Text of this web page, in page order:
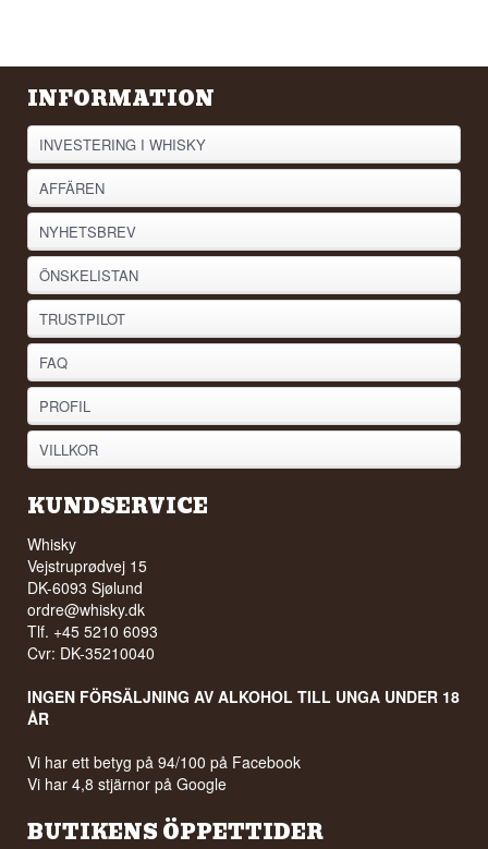
INFORMATION
INVESTERING I WHISKY
AFFÄREN
NYHETSBREV
ÖNSKELISTAN
TRUSTPILOT
FAQ
PROFIL
VILLKOR
KUNDSERVICE
Whisky
Vejstruprødvej 15
DK-6093 Sjølund
ordre@whisky.dk
Tlf. +45 5210 6093
Cvr: DK-35210040
INGEN FÖRSÄLJNING AV ALKOHOL TILL UNGA UNDER 18
ÅR
Vi har ett betyg på 94/100 på Facebook
Vi har 4,8 stjärnor på Google
BUTIKENS ÖPPETTIDER